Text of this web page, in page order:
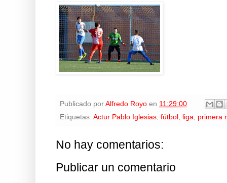
Publicado por Alfredo Royo en 11:29:00
Etiquetas: Actur Pablo Iglesias, fútbol , liga, primera
No hay comentarios:
Publicar un comentario